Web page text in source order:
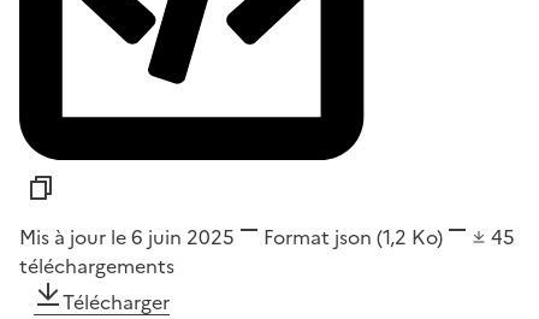
Mis à jour le 6 juin 2025 Format json (1,2 Ko)
45
téléchargements
Télécharger